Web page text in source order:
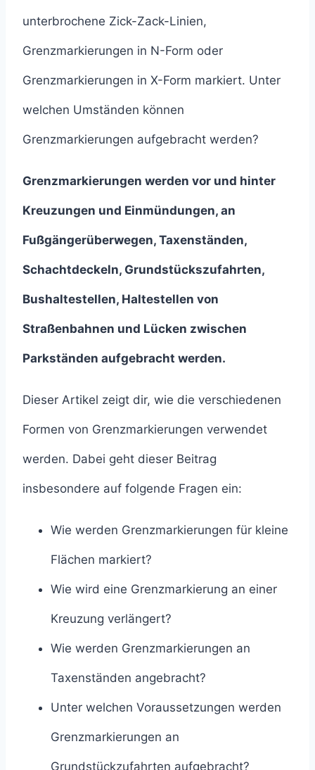
unterbrochene Zick-Zack-Linien,
Grenzmarkierungen in N-Form oder
Grenzmarkierungen in X-Form markiert. Unter
welchen Umständen können
Grenzmarkierungen aufgebracht werden?
Grenzmarkierungen werden vor und hinter
Kreuzungen und Einmündungen, an
Fußgängerüberwegen, Taxenständen,
Schachtdeckeln, Grundstückszufahrten,
Bushaltestellen, Haltestellen von
Straßenbahnen und Lücken zwischen
Parkständen aufgebracht werden.
Dieser Artikel zeigt dir, wie die verschiedenen
Formen von Grenzmarkierungen verwendet
werden. Dabei geht dieser Beitrag
insbesondere auf folgende Fragen ein:
Wie werden Grenzmarkierungen für kleine
Flächen markiert?
Wie wird eine Grenzmarkierung an einer
Kreuzung verlängert?
Wie werden Grenzmarkierungen an
Taxenständen angebracht?
Unter welchen Voraussetzungen werden
Grenzmarkierungen an
Grundstückzufahrten aufgebracht?